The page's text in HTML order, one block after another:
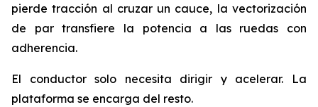
pierde tracción al cruzar un cauce, la vectorización
de par transfiere la potencia a las ruedas con
adherencia.
El conductor solo necesita dirigir y acelerar. La
plataforma se encarga del resto.